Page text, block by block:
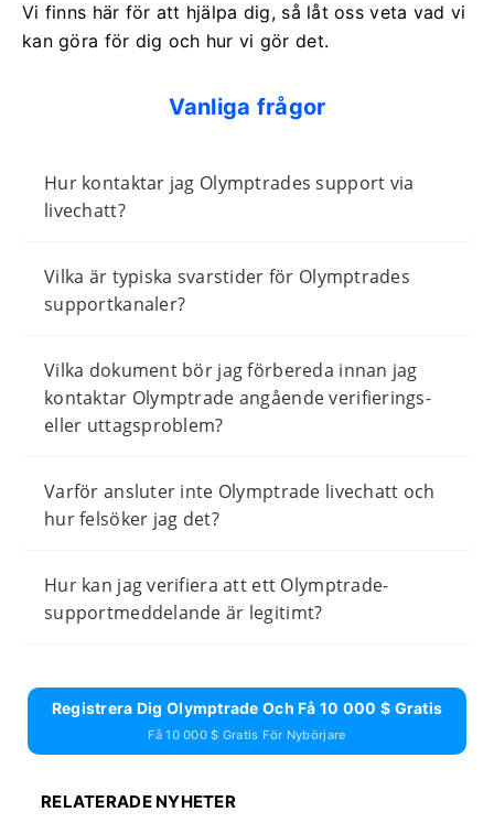
Vi finns här för att hjälpa dig, så låt oss veta vad vi
kan göra för dig och hur vi gör det.
Vanliga frågor
Hur kontaktar jag Olymptrades support via
livechatt?
Vilka är typiska svarstider för Olymptrades
supportkanaler?
Vilka dokument bör jag förbereda innan jag
kontaktar Olymptrade angående verifierings-
eller uttagsproblem?
Varför ansluter inte Olymptrade livechatt och
hur felsöker jag det?
Hur kan jag verifiera att ett Olymptrade-
supportmeddelande är legitimt?
Registrera Dig Olymptrade Och Få 10 000 $ Gratis
Få 10 000 $ Gratis För Nybörjare
RELATERADE NYHETER